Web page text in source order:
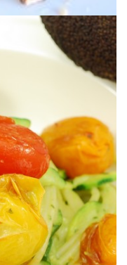
SALSA DE
SALTEADOS
;o)